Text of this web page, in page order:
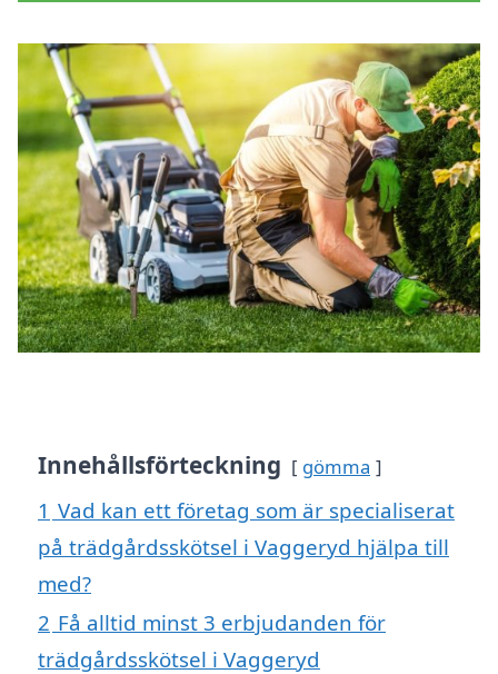
Innehållsförteckning gömma
1 Vad kan ett företag som är specialiserat
på trädgårdsskötsel i Vaggeryd hjälpa till
med?
2 Få alltid minst 3 erbjudanden för
trädgårdsskötsel i Vaggeryd